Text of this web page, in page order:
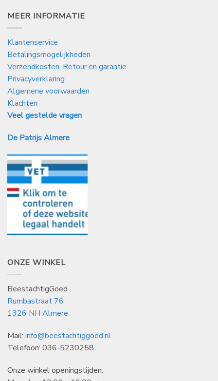
MEER INFORMATIE
Klantenservice
Betalingsmogelijkheden
Verzendkosten, Retour en garantie
Privacyverklaring
Algemene voorwaarden
Klachten
Veel gestelde vragen
De Patrijs Almere
ONZE WINKEL
BeestachtigGoed
Rumbastraat 76
1326 NH Almere
Mail: info@beestachtiggoed.nl
Telefoon: 036-5230258
Onze winkel openingstijden: